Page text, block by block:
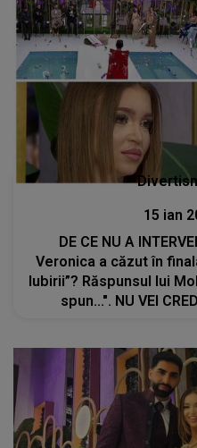
15 ian
DE CE NU A
Veronica a căzut în
Iubirii”? Răspunsul lui
spun...". NU VEI